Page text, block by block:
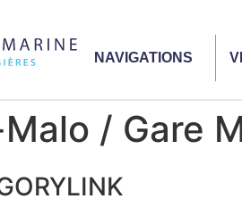
NAVIGATIONS
/ Gare